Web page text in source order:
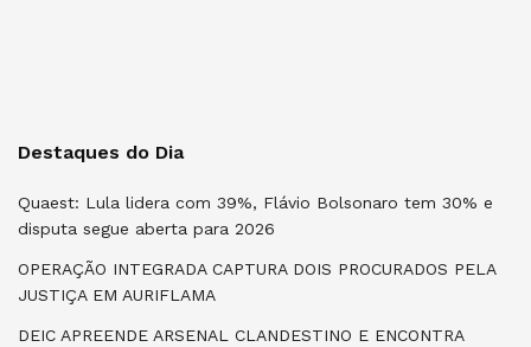
Destaques do Dia
Quaest: Lula lidera com 39%, Flávio Bolsonaro tem 30% e
disputa segue aberta para 2026
OPERAÇÃO INTEGRADA CAPTURA DOIS PROCURADOS PELA
JUSTIÇA EM AURIFLAMA
DEIC APREENDE ARSENAL CLANDESTINO E ENCONTRA